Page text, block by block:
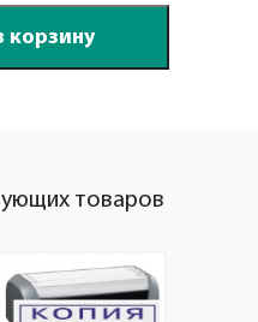
товаров